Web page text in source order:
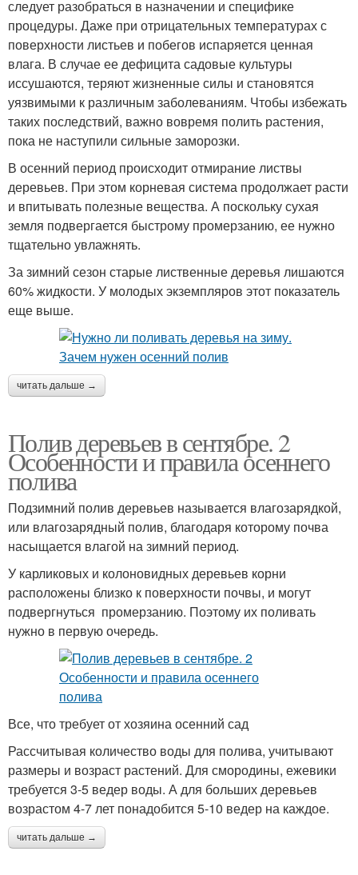
следует разобраться в назначении и специфике
процедуры. Даже при отрицательных температурах с
поверхности листьев и побегов испаряется ценная
влага. В случае ее дефицита садовые культуры
иссушаются, теряют жизненные силы и становятся
уязвимыми к различным заболеваниям. Чтобы избежать
таких последствий, важно вовремя полить растения,
пока не наступили сильные заморозки.
В осенний период происходит отмирание листвы
деревьев. При этом корневая система продолжает расти
и впитывать полезные вещества. А поскольку сухая
земля подвергается быстрому промерзанию, ее нужно
тщательно увлажнять.
За зимний сезон старые лиственные деревья лишаются
60% жидкости. У молодых экземпляров этот показатель
еще выше.
читать дальше →
Полив деревьев в сентябре. 2
Особенности и правила осеннего
полива
Подзимний полив деревьев называется влагозарядкой,
или влагозарядный полив, благодаря которому почва
насыщается влагой на зимний период.
У карликовых и колоновидных деревьев корни
расположены близко к поверхности почвы, и могут
подвергнуться промерзанию. Поэтому их поливать
нужно в первую очередь.
Все, что требует от хозяина осенний сад
Рассчитывая количество воды для полива, учитывают
размеры и возраст растений. Для смородины, ежевики
требуется 3-5 ведер воды. А для больших деревьев
возрастом 4-7 лет понадобится 5-10 ведер на каждое.
читать дальше →